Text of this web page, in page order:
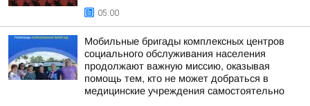
05:00
Мобильные бригады комплексных центров
социального обслуживания населения
продолжают важную миссию, оказывая
помощь тем, кто не может добраться в
медицинские учреждения самостоятельно